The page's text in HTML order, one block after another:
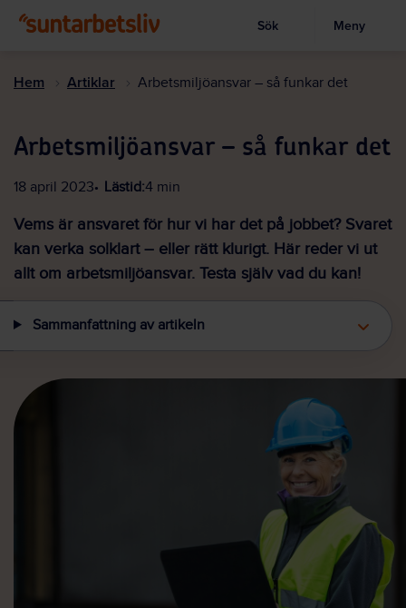
till
Visa sökruta
Sök Meny
Hem Artiklar Arbetsmiljöansvar – så funkar det
Arbetsmiljöansvar – så funkar det
18 april 2023 Lästid:4 min
Vems är ansvaret för hur vi har det på jobbet? Svaret
kan verka solklart – eller rätt klurigt. Här reder vi ut
allt om arbetsmiljöansvar. Testa själv vad du kan!
Sammanfattning av artikeln